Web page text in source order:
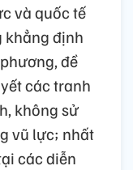
và quốc tế
khẳng định
đề
các tranh
không sử
vũ lực; nhất
các diễn